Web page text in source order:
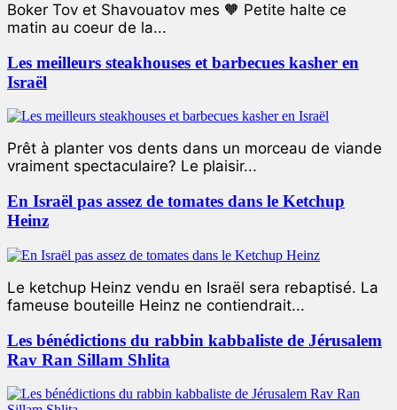
Boker Tov et Shavouatov mes 🧡 Petite halte ce
matin au coeur de la...
Les meilleurs steakhouses et barbecues kasher en
Israël
Prêt à planter vos dents dans un morceau de viande
vraiment spectaculaire? Le plaisir...
En Israël pas assez de tomates dans le Ketchup
Heinz
Le ketchup Heinz vendu en Israël sera rebaptisé. La
fameuse bouteille Heinz ne contiendrait...
Les bénédictions du rabbin kabbaliste de Jérusalem
Rav Ran Sillam Shlita